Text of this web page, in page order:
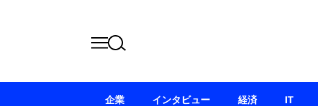
企業 インタビュー 経済 IT